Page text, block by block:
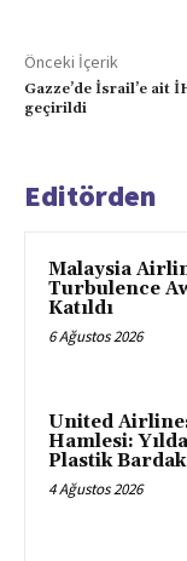
Önceki İçerik
Gazze’de İsrail’e ait
geçirildi
Editörden
Malaysia
Turbulence
Katıldı
6 Ağustos 2026
United
Hamlesi:
Plastik
4 Ağustos 2026